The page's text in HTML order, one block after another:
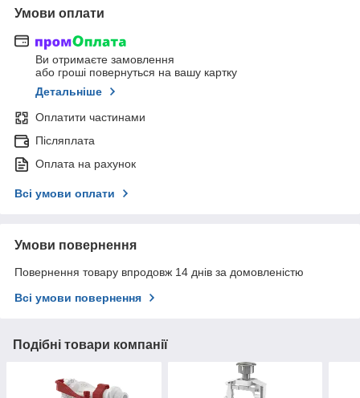
Умови оплати
Ви отримаєте замовлення
або гроші повернуться на вашу картку
Детальніше
Оплатити частинами
Післяплата
Оплата на рахунок
Всі умови оплати
Умови повернення
Повернення товару впродовж 14 днів за домовленістю
Всі умови повернення
Подібні товари компанії